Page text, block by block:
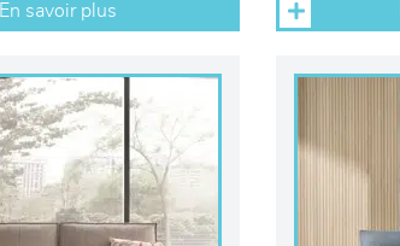
En savoir plus